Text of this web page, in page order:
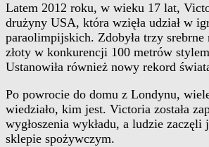
Latem 2012 roku, w wieku 17 lat,
drużyny USA, która wzięła udział w
paraolimpijskich. Zdobyła trzy srebrne
złoty w konkurencji 100 metrów
Ustanowiła również nowy rekord
Po powrocie do domu z Londynu,
wiedziało, kim jest. Victoria została
wygłoszenia wykładu, a ludzie zaczęli
sklepie spożywczym.